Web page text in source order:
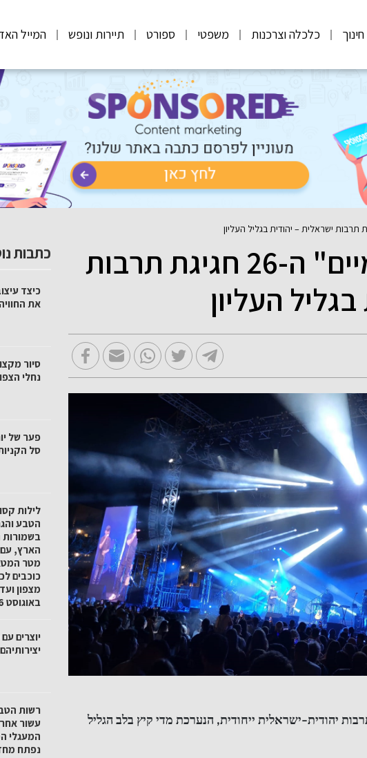
חינוך כלכלה וצרכנות משפטי ספורט תיירות ונופש המייל
פסטיבל "לא בשמיים" ה-26 חגיגת תרבות
העליון
יהודית–ישראלית ייחודית, הנערכת מדי קיץ בלב הגליל
כתבות
כיצד
את החוויה
סיור
נחלי
סל
לילות
הטבע
בשמורות
הארץ,
מטר
כוכבים
באוגוסט 2026
יוצרים
רשות
עשור
המעגלי
נפתח